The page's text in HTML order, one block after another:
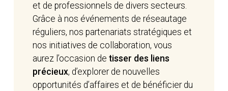
et de professionnels de divers secteurs.
Grâce à nos événements de réseautage
réguliers, nos partenariats stratégiques et
nos initiatives de collaboration, vous
aurez l’occasion detisser des liens
précieux, d’explorer de nouvelles
opportunités d’affaires et de bénéficier du